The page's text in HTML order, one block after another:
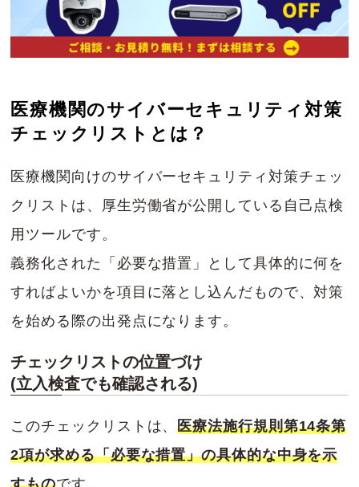
医療機関のサイバーセキュリティ対策
チェックリストとは？
医療機関向けのサイバーセキュリティ対策チェッ
クリストは、厚生労働省が公開している自己点検
用ツールです。
義務化された「必要な措置」として具体的に何を
すればよいかを項目に落とし込んだもので、対策
を始める際の出発点になります。
チェックリストの位置づけ
(立入検査でも確認される)
このチェックリストは、医療法施行規則第14条第
2項が求める「必要な措置」の具体的な中身を示
すものです。